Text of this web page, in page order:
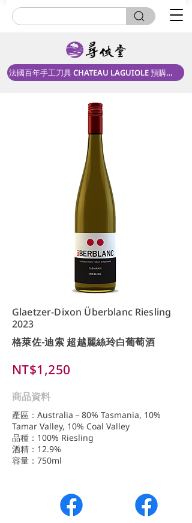
法國百年手工刀具 CHATEAU LAGUIOLE 預購中！
Glaetzer-Dixon Überblanc Riesling
2023
格萊佐-迪索 超越麗絲玲白葡萄酒
NT$1,250
商品資料
產區：Australia－80% Tasmania, 10%
Tamar Valley, 10% Coal Valley
品種：100% Riesling
酒精：12.9%
容量：750ml